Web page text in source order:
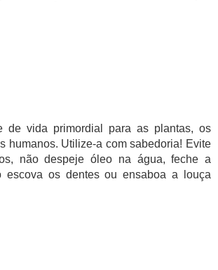
de vida primordial para as plantas, os
humanos. Utilize-a com sabedoria! Evite
não despeje óleo na água, feche a
escova os dentes ou ensaboa a louça